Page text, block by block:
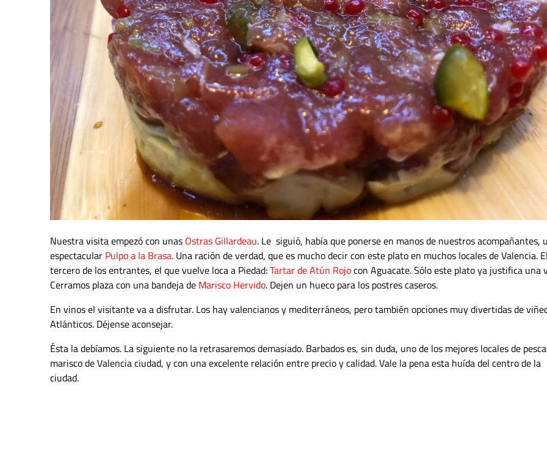
Nuestra visita empezó con unas Ostras Gillardeau. Le siguió, había que ponerse en manos de nuestros acompañantes,
espectacular Pulpo a la Brasa. Una ración de verdad, que es mucho decir con este plato en muchos locales de Valencia.
tercero de los entrantes, el que vuelve loca a Piedad:Tartar de Atún Rojocon Aguacate. Sólo este plato ya justifica una
Cerramos plaza con una bandeja de Marisco Hervido. Dejen un hueco para los postres caseros.
En vinos el visitante va a disfrutar. Los hay valencianos y mediterráneos, pero también opciones muy divertidas de
Atlánticos. Déjense aconsejar.
Ésta la debíamos. La siguiente no la retrasaremos demasiado. Barbados es, sin duda, uno de los mejores locales de
marisco de Valencia ciudad, y con una excelente relación entre precio y calidad. Vale la pena esta huída del centro de la
ciudad.